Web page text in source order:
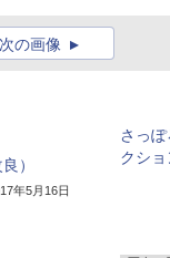
次の画像
）
年5月16日
さっ
クシ